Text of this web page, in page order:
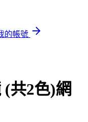
的帳號
共2色)網